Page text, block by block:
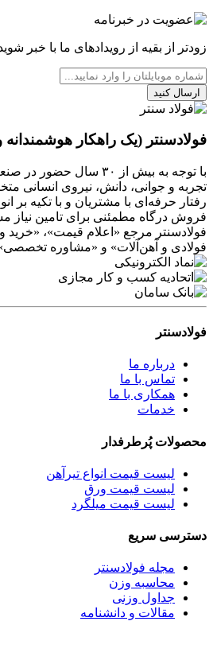
زودتر از بقیه از رویدادهای ما با خبر
ارسال کنید
فولادسنتر (یک راهکار هوشمندانه
با توجه به بیش از ۳۰ سال
تجربه و جوانی، دانش، نیروی انسانی
رفتار حرفه‌ای با مشتریان و با تکیه بر
فروش درگاه مطمئنی برای تامین نیاز
فولادسنتر مرجع «اعلام قیمت»،
فولادی و آهن‌آلات» و «مشاوره
فولادسنتر
درباره ما
تماس با ما
همکاری با ما
خدمات
محصولات پُرطرفدار
لیست قیمت انواع تیرآهن
لیست قیمت ورق
لیست قیمت میلگرد
دسترسی سریع
مجله فولادسنتر
محاسبه وزن
جداول وزنی
مقالات و دانشنامه